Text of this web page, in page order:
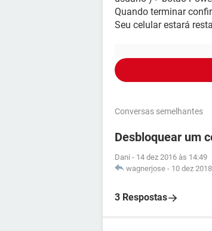
Quando terminar
Seu celular estará
Conversas semelhantes
Desbloquear um
Dani - 14 dez 2016 às 14:49
wagnerjose - 10 dez
3 Respostas